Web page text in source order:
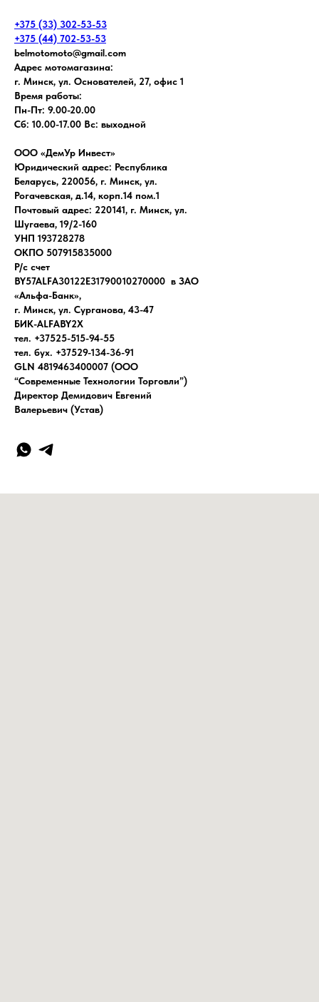
+375 (33) 302-53-53
+375 (44) 702-53-53
belmotomoto@gmail.com
Адрес мотомагазина:
г. Минск, ул. Основателей, 27, офис 1
Время работы:
Пн-Пт: 9.00-20.00
Сб: 10.00-17.00 Вс: выходной
ООО «ДемУр Инвест»
Юридический адрес: Республика
Беларусь, 220056, г. Минск, ул.
Рогачевская, д.14, корп.14 пом.1
Почтовый адрес: 220141, г. Минск, ул.
Шугаева, 19/2-160
УНП 193728278
ОКПО 507915835000
Р/с счет
BY57ALFA30122E31790010270000 в ЗАО
«Альфа-Банк»,
г. Минск, ул. Сурганова, 43-47
БИК-ALFABY2X
тел. +37525-515-94-55
тел. бух. +37529-134-36-91
GLN 4819463400007 (ООО
“Современные Технологии Торговли”)
Директор Демидович Евгений
Валерьевич (Устав)